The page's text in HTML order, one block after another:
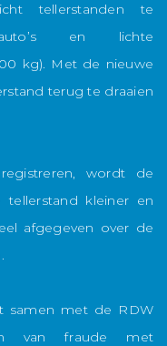
tellerstanden te
en lichte
kg). Met de nieuwe
terug te draaien
wordt de
kleiner en
afgegeven over de
samen met de RDW
van fraude met